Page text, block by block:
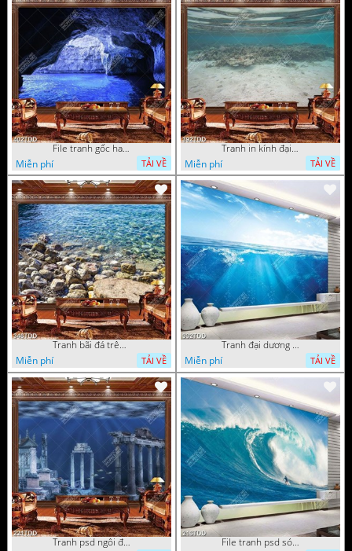
File tranh gốc hang động đẹp
Miễn phí
TẢI VỀ
Tranh in kính đại dương chất lượng cao
Miễn phí
TẢI VỀ
Tranh bãi đá trên biển đẹp độc đáo
Miễn phí
TẢI VỀ
Tranh đại dương 3D đẹp file psd
Miễn phí
TẢI VỀ
Tranh psd ngôi đền dưới đáy địa dương chất lượng cao
File tranh psd sóng thần